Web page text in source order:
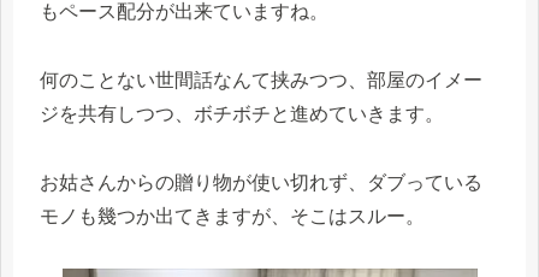
もペース配分が出来ていますね。
何のことない世間話なんて挟みつつ、部屋のイメー
ジを共有しつつ、ボチボチと進めていきます。
お姑さんからの贈り物が使い切れず、ダブっている
モノも幾つか出てきますが、そこはスルー。